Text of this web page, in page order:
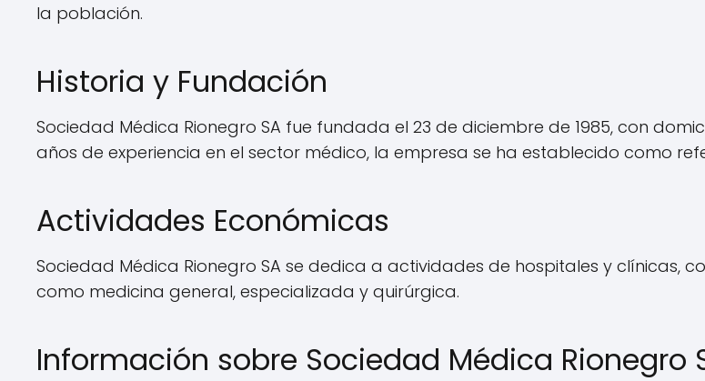
la población.
Historia y Fundación
Sociedad Médica Rionegro SA fue fundada el 23 de diciembre de 1985, con
años de experiencia en el sector médico, la empresa se ha establecido como
Actividades Económicas
Sociedad Médica Rionegro SA se dedica a actividades de hospitales y clínicas,
como medicina general, especializada y quirúrgica.
Información sobre Sociedad Médica Rionegro